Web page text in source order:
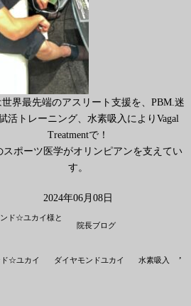
世界最先端のアスリート支援を、PBM.迷
活トレーニング、水素吸入によりVagal
Treatmentで！
スポーツ医学がオリンピアンを支えてい
す。
2024年06月08日
ド☆ユカイ様と
院長ブログ
ド☆ユカイ ,
ダイヤモンドユカイ 水素吸入